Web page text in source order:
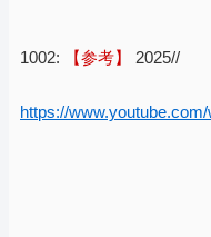
1002: 【参考】 2025//
https://